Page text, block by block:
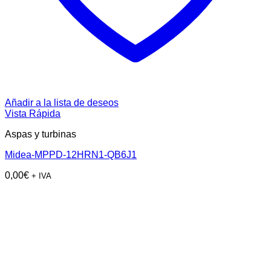
Añadir a la lista de deseos
Vista Rápida
Aspas y turbinas
Midea-MPPD-12HRN1-QB6J1
0,00€ + IVA